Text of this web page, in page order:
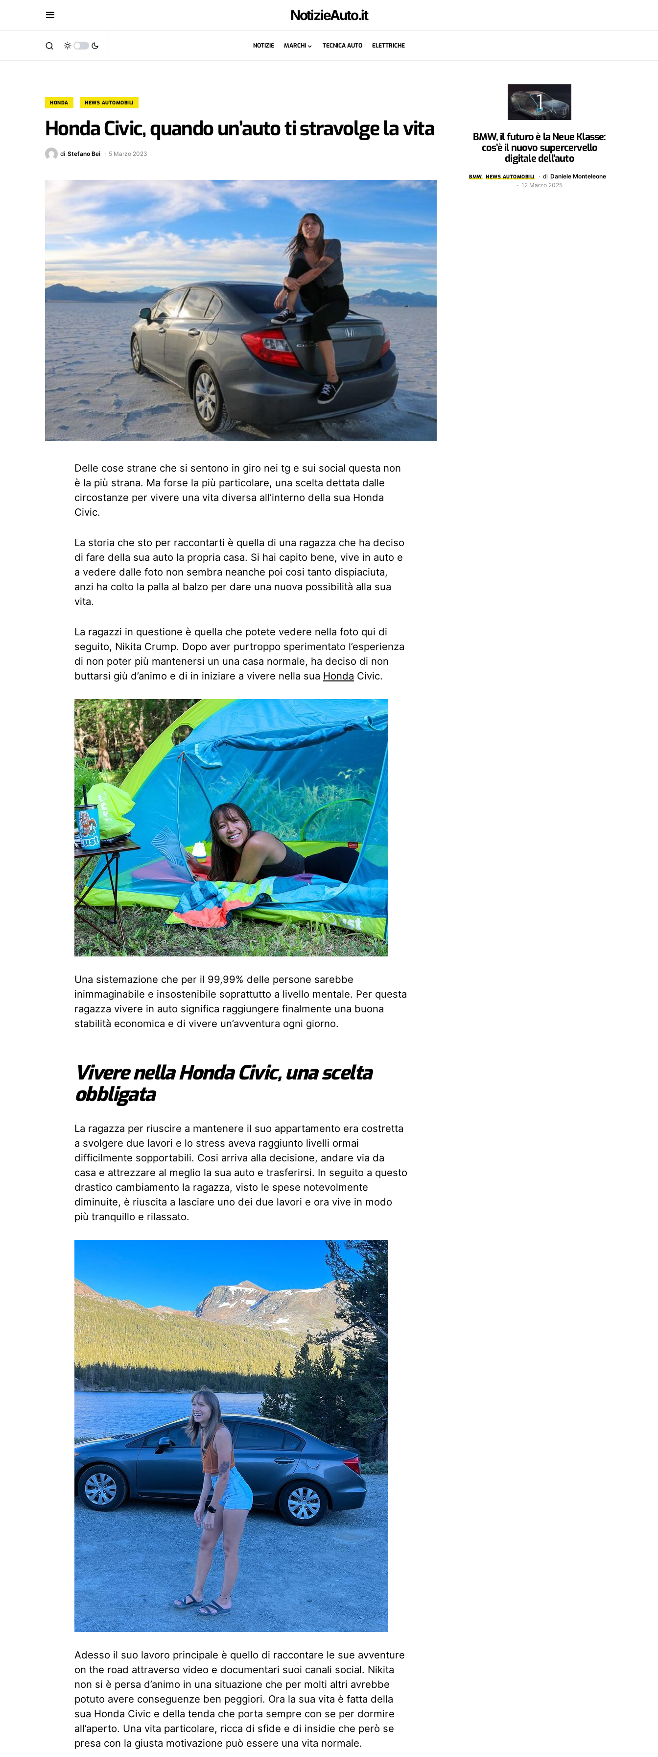
NotizieAuto.it
NOTIZIE MARCHI TECNICA AUTO ELETTRICHE
HONDA NEWS AUTOMOBILI
Honda Civic, quando un’auto ti stravolge la vita
di Stefano Bei 5 Marzo 2023
Delle cose strane che si sentono in giro nei tg e sui social questa non
è la più strana. Ma forse la più particolare, una scelta dettata dalle
circostanze per vivere una vita diversa all’interno della sua Honda
Civic.
La storia che sto per raccontarti è quella di una ragazza che ha deciso
di fare della sua auto la propria casa. Si hai capito bene, vive in auto e
a vedere dalle foto non sembra neanche poi cosi tanto dispiaciuta,
anzi ha colto la palla al balzo per dare una nuova possibilità alla sua
vita.
La ragazzi in questione è quella che potete vedere nella foto qui di
seguito, Nikita Crump. Dopo aver purtroppo sperimentato l’esperienza
di non poter più mantenersi un una casa normale, ha deciso di non
buttarsi giù d’animo e di in iniziare a vivere nella sua Honda Civic.
Una sistemazione che per il 99,99% delle persone sarebbe
inimmaginabile e insostenibile soprattutto a livello mentale. Per questa
ragazza vivere in auto significa raggiungere finalmente una buona
stabilità economica e di vivere un’avventura ogni giorno.
Vivere nella Honda Civic, una scelta
obbligata
La ragazza per riuscire a mantenere il suo appartamento era costretta
a svolgere due lavori e lo stress aveva raggiunto livelli ormai
difficilmente sopportabili. Cosi arriva alla decisione, andare via da
casa e attrezzare al meglio la sua auto e trasferirsi. In seguito a questo
drastico cambiamento la ragazza, visto le spese notevolmente
diminuite, è riuscita a lasciare uno dei due lavori e ora vive in modo
più tranquillo e rilassato.
Adesso il suo lavoro principale è quello di raccontare le sue avventure
on the road attraverso video e documentari suoi canali social. Nikita
non si è persa d’animo in una situazione che per molti altri avrebbe
potuto avere conseguenze ben peggiori. Ora la sua vita è fatta della
sua Honda Civic e della tenda che porta sempre con se per dormire
all’aperto. Una vita particolare, ricca di sfide e di insidie che però se
presa con la giusta motivazione può essere una vita normale.
BMW, il futuro è la Neue Klasse:
cos’è il nuovo supercervello
digitale dell’auto
BMW NEWS AUTOMOBILI di Daniele Monteleone
12 Marzo 2025